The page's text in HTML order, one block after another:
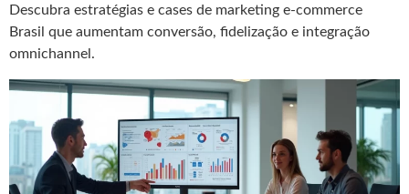
Descubra estratégias e cases de marketing e-commerce
Brasil que aumentam conversão, fidelização e integração
omnichannel.